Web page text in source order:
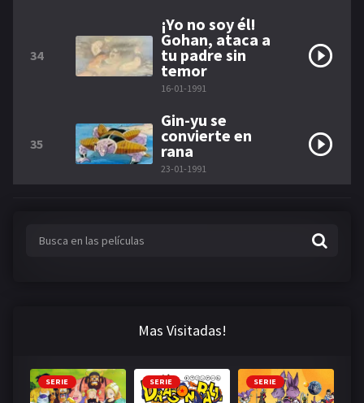
34
¡Yo no soy él!
Gohan, ataca a
tu padre sin
temor
16-01-1991
35
Gin-yu se
convierte en
rana
23-01-1991
Mas Visitadas!
SERIE SERIE SERIE